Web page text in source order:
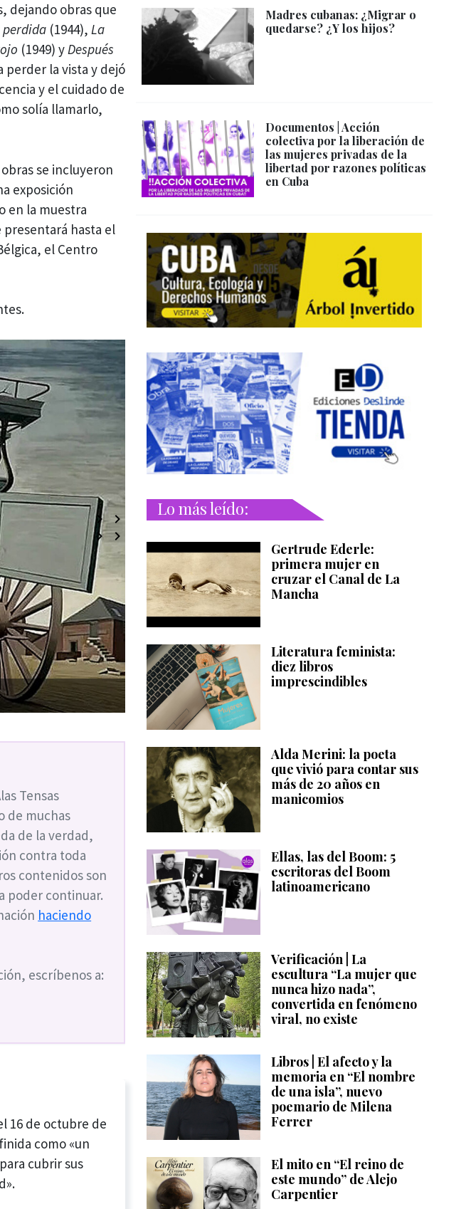
dejando obras que
(1944),La
(1949) yDespués
perder la vista y dejó
y el cuidado de
solía llamarlo,
se incluyeron
exposición
en la muestra
presentará hasta el
el Centro
Marion Adnams: "La infanta perdida" (1944), detalle.
Tensas
de muchas
de la verdad,
contra toda
contenidos son
poder continuar.
haciendo
escríbenos a:
16 de octubre de
como «un
cubrir sus
Madres cubanas: ¿Migrar o
quedarse? ¿Y los hijos?
Documentos | Acción
colectiva por la liberación de
las mujeres privadas de la
libertad por razones políticas
en Cuba
Lo más leído:
Gertrude Ederle:
primera mujer en
cruzar el Canal de La
Mancha
Literatura feminista:
diez libros
imprescindibles
Alda Merini: la poeta
que vivió para contar sus
más de 20 años en
manicomios
Ellas, las del Boom: 5
escritoras del Boom
latinoamericano
Verificación | La
escultura “La mujer que
nunca hizo nada”,
convertida en fenómeno
viral, no existe
Libros | El afecto y la
memoria en “El nombre
de una isla”, nuevo
poemario de Milena
Ferrer
El mito en “El reino de
este mundo” de Alejo
Carpentier